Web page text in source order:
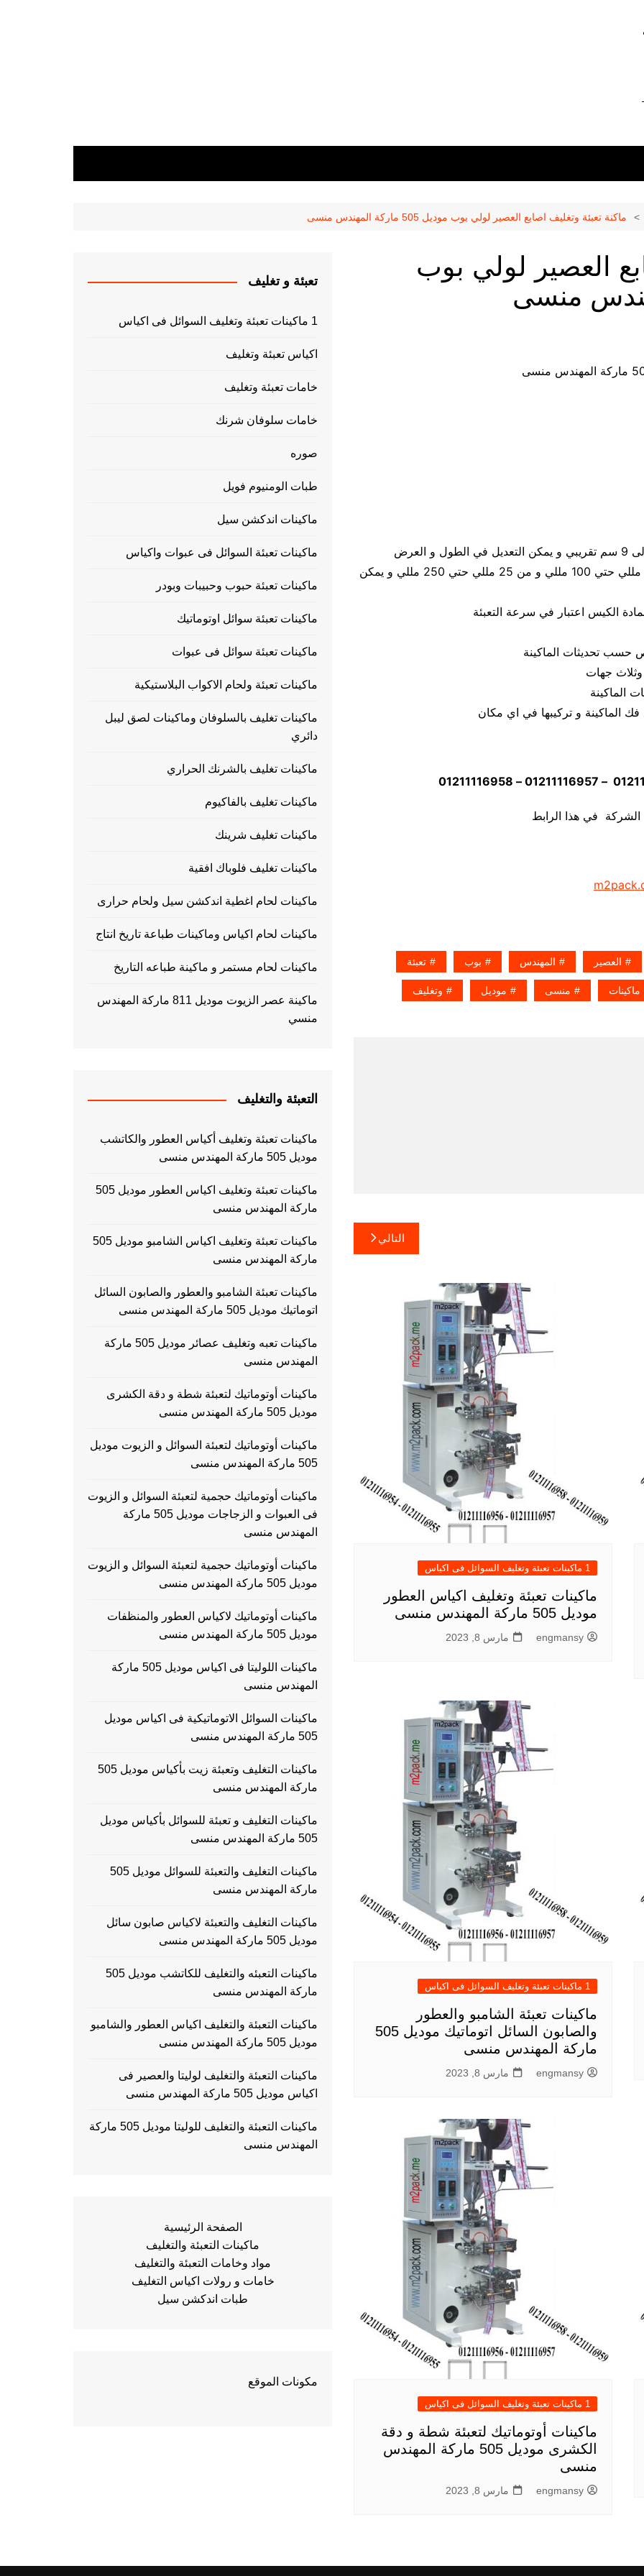
–
–
ماكنة تعبئة وتغليف اصابع العصير لولي بوب موديل 505 ماركة المهندس منسى
العصير لولي بوب
كمية المواد المعبئةمن 2 مللي حتي 25 مللي و من 5 مللي حتي 100 مللي و من 25 مللي حتي 250 مللي و يمكن
جهات
الشركة في هذا الرابط
العصير المهندس بوب تعبئة
ماكينات منسى موديل وتغليف
التالي
1 ماكينات تعبئة وتغليف السوائل فى اكياس
ماكينات تعبئة وتغليف اكياس العطور
موديل 505 ماركة المهندس منسى
engmansy مارس 8, 2023
1 ماكينات تعبئة وتغليف السوائل فى اكياس
ماكينات تعبئة الشامبو والعطور
والصابون السائل اتوماتيك موديل 505
ماركة المهندس منسى
engmansy مارس 8, 2023
1 ماكينات تعبئة وتغليف السوائل فى اكياس
ماكينات أوتوماتيك لتعبئة شطة و دقة
الكشرى موديل 505 ماركة المهندس
منسى
engmansy مارس 8, 2023
تعبئة و تغليف
1 ماكينات تعبئة وتغليف السوائل فى اكياس
اكياس تعبئة وتغليف
خامات تعبئة وتغليف
خامات سلوفان شرنك
صوره
طبات الومنيوم فويل
ماكينات اندكشن سيل
ماكينات تعبئة السوائل فى عبوات واكياس
ماكينات تعبئة حبوب وحبيبات وبودر
ماكينات تعبئة سوائل اوتوماتيك
ماكينات تعبئة سوائل فى عبوات
ماكينات تعبئة ولحام الاكواب البلاستيكية
ماكينات تغليف بالسلوفان وماكينات لصق ليبل
دائري
ماكينات تغليف بالشرنك الحراري
ماكينات تغليف بالفاكيوم
ماكينات تغليف شرينك
ماكينات تغليف فلوباك افقية
ماكينات لحام اغطية اندكشن سيل ولحام حرارى
ماكينات لحام اكياس وماكينات طباعة تاريخ انتاج
ماكينات لحام مستمر و ماكينة طباعه التاريخ
ماكينة عصر الزيوت موديل 811 ماركة المهندس
منسي
التعبئة والتغليف
ماكينات تعبئة وتغليف أكياس العطور والكاتشب
موديل 505 ماركة المهندس منسى
ماكينات تعبئة وتغليف اكياس العطور موديل 505
ماركة المهندس منسى
ماكينات تعبئة وتغليف اكياس الشامبو موديل 505
ماركة المهندس منسى
ماكينات تعبئة الشامبو والعطور والصابون السائل
اتوماتيك موديل 505 ماركة المهندس منسى
ماكينات تعبه وتغليف عصائر موديل 505 ماركة
المهندس منسى
ماكينات أوتوماتيك لتعبئة شطة و دقة الكشرى
موديل 505 ماركة المهندس منسى
ماكينات أوتوماتيك لتعبئة السوائل و الزيوت موديل
505 ماركة المهندس منسى
ماكينات أوتوماتيك حجمية لتعبئة السوائل و الزيوت
فى العبوات و الزجاجات موديل 505 ماركة
المهندس منسى
ماكينات أوتوماتيك حجمية لتعبئة السوائل و الزيوت
موديل 505 ماركة المهندس منسى
ماكينات أوتوماتيك لاكياس العطور والمنظفات
موديل 505 ماركة المهندس منسى
ماكينات اللوليتا فى اكياس موديل 505 ماركة
المهندس منسى
ماكينات السوائل الاتوماتيكية فى اكياس موديل
505 ماركة المهندس منسى
ماكينات التغليف وتعبئة زيت بأكياس موديل 505
ماركة المهندس منسى
ماكينات التغليف و تعبئة للسوائل بأكياس موديل
505 ماركة المهندس منسى
ماكينات التغليف والتعبئة للسوائل موديل 505
ماركة المهندس منسى
ماكينات التغليف والتعبئة لاكياس صابون سائل
موديل 505 ماركة المهندس منسى
ماكينات التعبئه والتغليف للكاتشب موديل 505
ماركة المهندس منسى
ماكينات التعبئة والتغليف اكياس العطور والشامبو
موديل 505 ماركة المهندس منسى
ماكينات التعبئة والتغليف لوليتا والعصير فى
اكياس موديل 505 ماركة المهندس منسى
ماكينات التعبئة والتغليف للوليتا موديل 505 ماركة
المهندس منسى
الصفحة الرئيسية
ماكينات التعبئة والتغليف
مواد وخامات التعبئة والتغليف
خامات و رولات اكياس التغليف
طبات اندكشن سيل
مكونات الموقع